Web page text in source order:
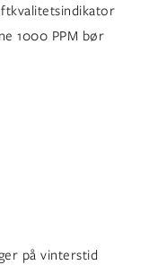
1000 PPM bør
på vinterstid